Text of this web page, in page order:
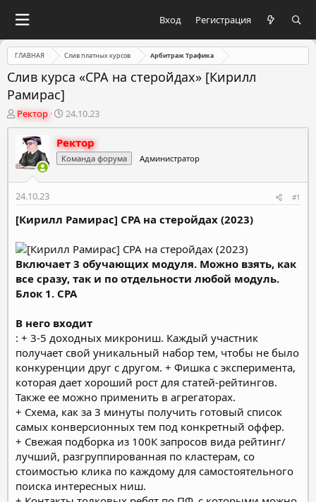
Вход Регистрация
ГЛАВНАЯ Слив платных курсов Арбитраж Трафика
Слив курса «CPA на стеройдах» [Кирилл
Рамирас]
А
в
р
м
ы
Ректор
Д
а
т
а
н
а
л
а
24.10.23
Ректор
Команда форума Администратор
24.10.23 #1
[Кирилл Рамирас] CPA на стеройдах (2023)
Включает 3 обучающих модуля. Можно взять, как
все сразу, так и по отдельности любой модуль.
Блок 1. CPA
В него входит
: + 3-5 доходных микрониш. Каждый участник
получает свой уникальный набор тем, чтобы не было
конкуренции друг с другом. + Фишка с эксперимента,
которая дает хороший рост для статей-рейтингов.
Также ее можно применить в агрегаторах.
+ Схема, как за 3 минуты получить готовый список
самых конверсионных тем под конкретный оффер.
+ Свежая подборка из 100К запросов вида рейтинг/
лучший, разгруппированная по кластерам, со
стоимостью клика по каждому для самостоятельного
поиска интересных ниш.